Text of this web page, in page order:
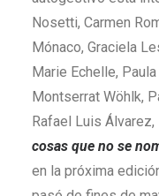
Nosetti, Carmen
Mónaco, Graciela
Marie Echelle,
Montserrat Wöhlk,
Rafael Luis Álvarez,
cosas que no se
en la próxima